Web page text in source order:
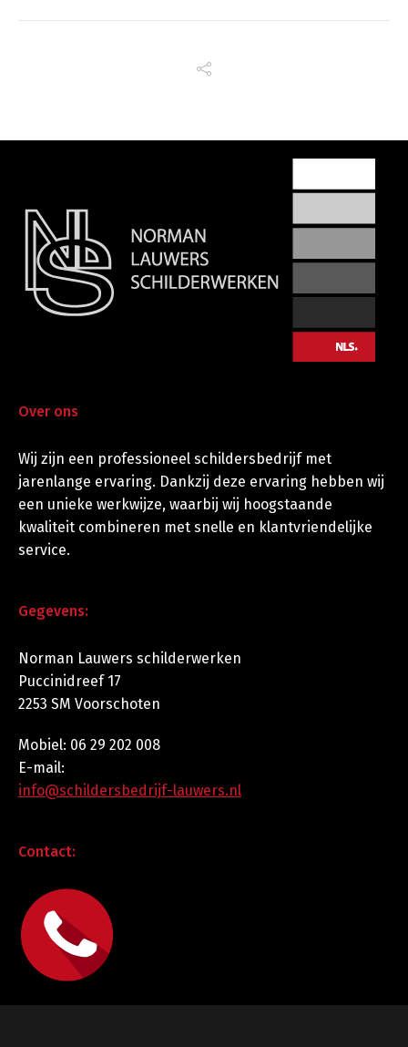
Over ons
Wij zijn een professioneel schildersbedrijf met
jarenlange ervaring. Dankzij deze ervaring hebben wij
een unieke werkwijze, waarbij wij hoogstaande
kwaliteit combineren met snelle en klantvriendelijke
service.
Gegevens:
Norman Lauwers schilderwerken
Puccinidreef 17
2253 SM Voorschoten
Mobiel: 06 29 202 008
E-mail:
info@schildersbedrijf-lauwers.nl
Contact: